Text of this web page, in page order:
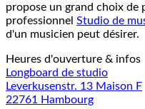
propose un grand choix de
professionnel Studio de
d'un musicien peut désirer.
Heures d'ouverture & infos
Longboard de studio
Leverkusenstr. 13 Maison F
22761 Hambourg